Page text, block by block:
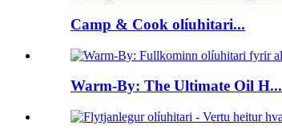
Camp & Cook olíuhitari...
Warm-By: The Ultimate Oil H...